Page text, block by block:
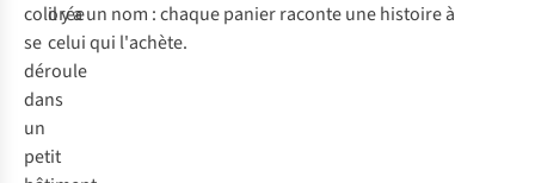
colorée
se
déroule
dans
un
petit
il y a un nom : chaque panier raconte une histoire à
celui qui l'achète.